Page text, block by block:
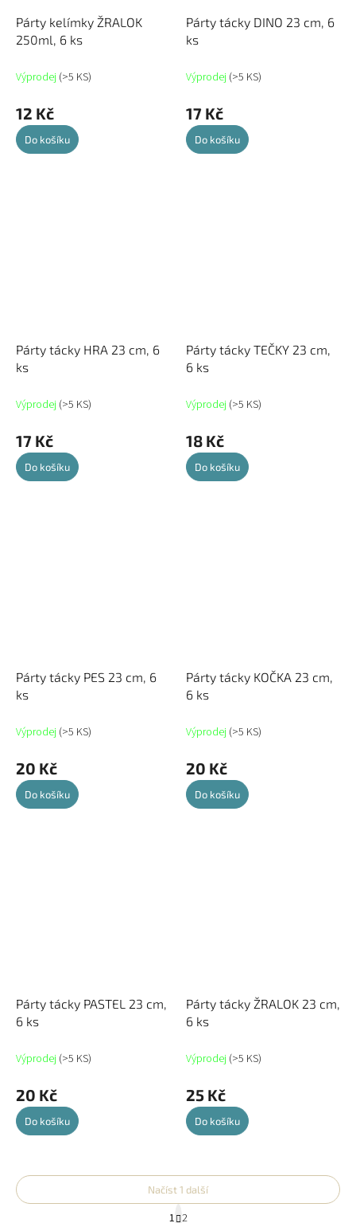
Párty kelímky ŽRALOK
250ml, 6 ks
Výprodej (>5 KS)
12 Kč
Do košíku
Párty tácky DINO 23 cm, 6
ks
Výprodej (>5 KS)
17 Kč
Do košíku
Párty tácky HRA 23 cm, 6
ks
Výprodej (>5 KS)
17 Kč
Do košíku
Párty tácky TEČKY 23 cm,
6 ks
Výprodej (>5 KS)
18 Kč
Do košíku
Párty tácky PES 23 cm, 6
ks
Výprodej (>5 KS)
20 Kč
Do košíku
Párty tácky KOČKA 23 cm,
6 ks
Výprodej (>5 KS)
20 Kč
Do košíku
Párty tácky PASTEL 23 cm,
6 ks
Výprodej (>5 KS)
20 Kč
Do košíku
Párty tácky ŽRALOK 23 cm,
6 ks
Výprodej (>5 KS)
25 Kč
Do košíku
Načíst 1 další
1 2